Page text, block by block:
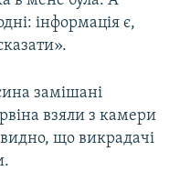
інформація є,
замішані
взяли з камери
що викрадачі